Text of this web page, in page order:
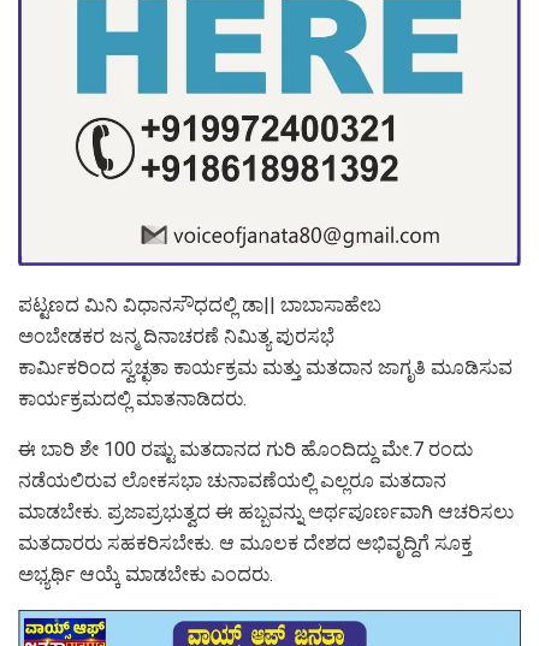
ಪಟ್ಟಣದ ಮಿನಿ ವಿಧಾನಸೌಧದಲ್ಲಿ ಡಾ|| ಬಾಬಾಸಾಹೇಬ
ಅಂಬೇಡಕರ ಜನ್ಮ ದಿನಾಚರಣೆ ನಿಮಿತ್ಯ ಪುರಸಭೆ
ಕಾರ್ಮಿಕರಿಂದ ಸ್ವಚ್ಛತಾ ಕಾರ್ಯಕ್ರಮ ಮತ್ತು ಮತದಾನ ಜಾಗೃತಿ ಮೂಡಿಸುವ
ಕಾರ್ಯಕ್ರಮದಲ್ಲಿ ಮಾತನಾಡಿದರು.
ಈ ಬಾರಿ ಶೇ 100 ರಷ್ಟು ಮತದಾನದ ಗುರಿ ಹೊಂದಿದ್ದು ಮೇ.7 ರಂದು
ನಡೆಯಲಿರುವ ಲೋಕಸಭಾ ಚುನಾವಣೆಯಲ್ಲಿ ಎಲ್ಲರೂ ಮತದಾನ
ಮಾಡಬೇಕು. ಪ್ರಜಾಪ್ರಭುತ್ವದ ಈ ಹಬ್ಬವನ್ನು ಅರ್ಥಪೂರ್ಣವಾಗಿ ಆಚರಿಸಲು
ಮತದಾರರು ಸಹಕರಿಸಬೇಕು. ಆ ಮೂಲಕ ದೇಶದ ಅಭಿವೃದ್ದಿಗೆ ಸೂಕ್ತ
ಅಭ್ಯರ್ಥಿ ಆಯ್ಕೆ ಮಾಡಬೇಕು ಎಂದರು.